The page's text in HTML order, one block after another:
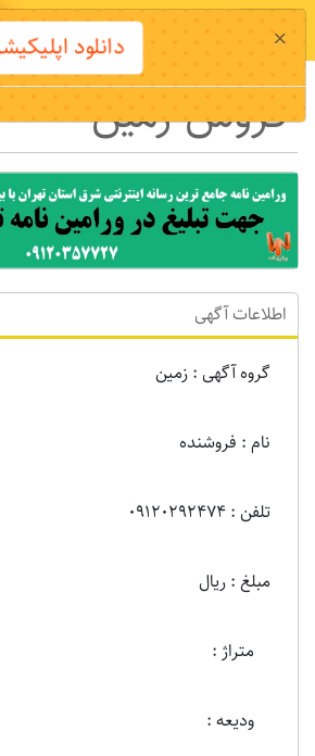
فروش زمین
اطلاعات آگهی
گروه آگهی : زمين
نام : فروشنده
تلفن : 09120292474
مبلغ : ریال
متراژ :
ودیعه :
× دانلود اپلیکیشن